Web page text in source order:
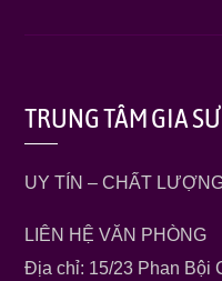
TRUNG TÂM GIA
UY TÍN – CHẤT
LIÊN HỆ VĂN PHÒNG
Địa chỉ: 15/23 Phan Bội